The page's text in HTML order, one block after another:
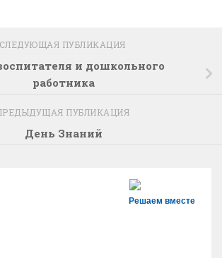
СЛЕДУЮЩАЯ ПУБЛИКАЦИЯ
и дошкольного
работника
ПУБЛИКАЦИЯ
День Знаний
Решаем вместе